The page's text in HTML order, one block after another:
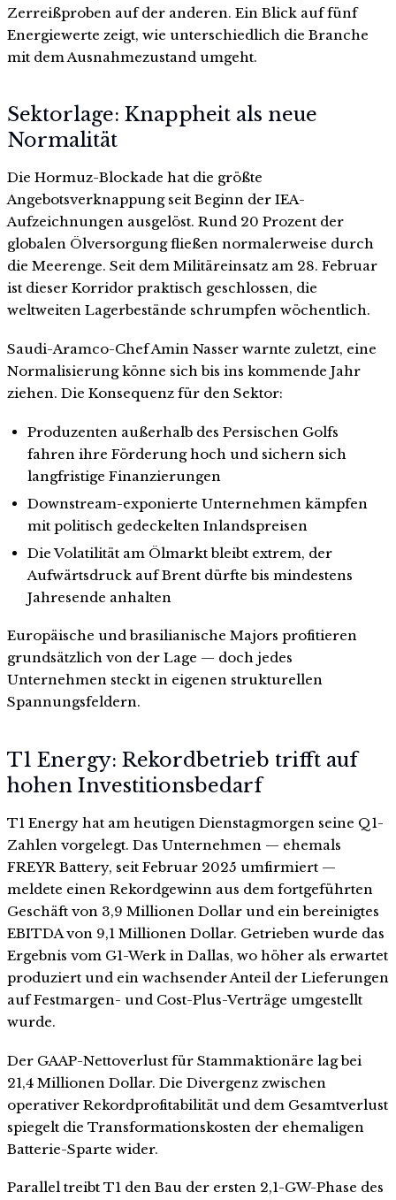
Zerreißproben auf der anderen. Ein Blick auf fünf
Energiewerte zeigt, wie unterschiedlich die Branche
mit dem Ausnahmezustand umgeht.
Sektorlage: Knappheit als neue
Normalität
Die Hormuz-Blockade hat die größte
Angebotsverknappung seit Beginn der IEA-
Aufzeichnungen ausgelöst. Rund 20 Prozent der
globalen Ölversorgung fließen normalerweise durch
die Meerenge. Seit dem Militäreinsatz am 28. Februar
ist dieser Korridor praktisch geschlossen, die
weltweiten Lagerbestände schrumpfen wöchentlich.
Saudi-Aramco-Chef Amin Nasser warnte zuletzt, eine
Normalisierung könne sich bis ins kommende Jahr
ziehen. Die Konsequenz für den Sektor:
Produzenten außerhalb des Persischen Golfs
fahren ihre Förderung hoch und sichern sich
langfristige Finanzierungen
Downstream-exponierte Unternehmen kämpfen
mit politisch gedeckelten Inlandspreisen
Die Volatilität am Ölmarkt bleibt extrem, der
Aufwärtsdruck auf Brent dürfte bis mindestens
Jahresende anhalten
Europäische und brasilianische Majors profitieren
grundsätzlich von der Lage — doch jedes
Unternehmen steckt in eigenen strukturellen
Spannungsfeldern.
T1 Energy: Rekordbetrieb trifft auf
hohen Investitionsbedarf
T1 Energy hat am heutigen Dienstagmorgen seine Q1-
Zahlen vorgelegt. Das Unternehmen — ehemals
FREYR Battery, seit Februar 2025 umfirmiert —
meldete einen Rekordgewinn aus dem fortgeführten
Geschäft von 3,9 Millionen Dollar und ein bereinigtes
EBITDA von 9,1 Millionen Dollar. Getrieben wurde das
Ergebnis vom G1-Werk in Dallas, wo höher als erwartet
produziert und ein wachsender Anteil der Lieferungen
auf Festmargen- und Cost-Plus-Verträge umgestellt
wurde.
Der GAAP-Nettoverlust für Stammaktionäre lag bei
21,4 Millionen Dollar. Die Divergenz zwischen
operativer Rekordprofitabilität und dem Gesamtverlust
spiegelt die Transformationskosten der ehemaligen
Batterie-Sparte wider.
Parallel treibt T1 den Bau der ersten 2,1-GW-Phase des